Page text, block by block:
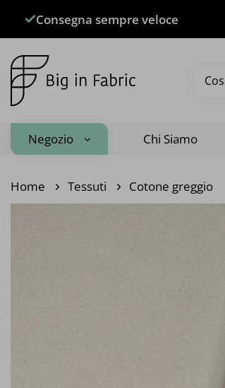
contenuti
Consegna sempre veloce
Negozio Chi Siamo
Home Tessuti Cotone greggio